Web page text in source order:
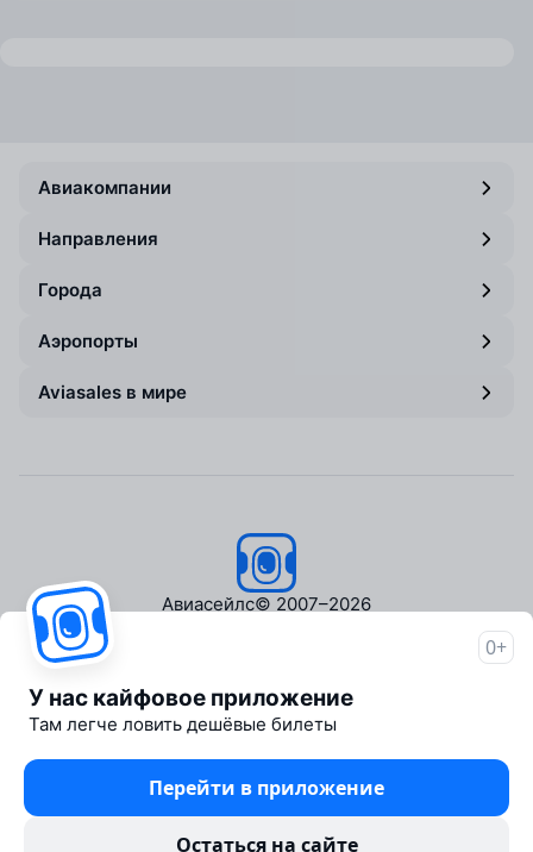
Авиакомпании
Направления
Города
Аэропорты
Aviasales в мире
Авиасейлс© 2007–2026
Пресс‑центр
Travelpayouts
Партнёрская программа
Медиа Yo'lovchi
Трэвел‑медиа Aviasales.uz
0+
У нас кайфовое приложение
Там легче ловить дешёвые билеты
Перейти в приложение
Остаться на сайте